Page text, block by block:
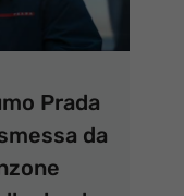
Prada
da